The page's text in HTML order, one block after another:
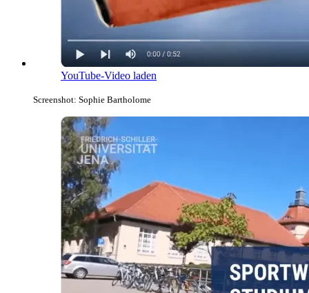
YouTube-Video laden
Screenshot: Sophie Bartholome